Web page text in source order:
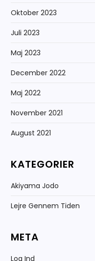
Oktober 2023
Juli 2023
Maj 2023
December 2022
Maj 2022
November 2021
August 2021
KATEGORIER
Akiyama Jodo
Lejre Gennem Tiden
META
Log Ind